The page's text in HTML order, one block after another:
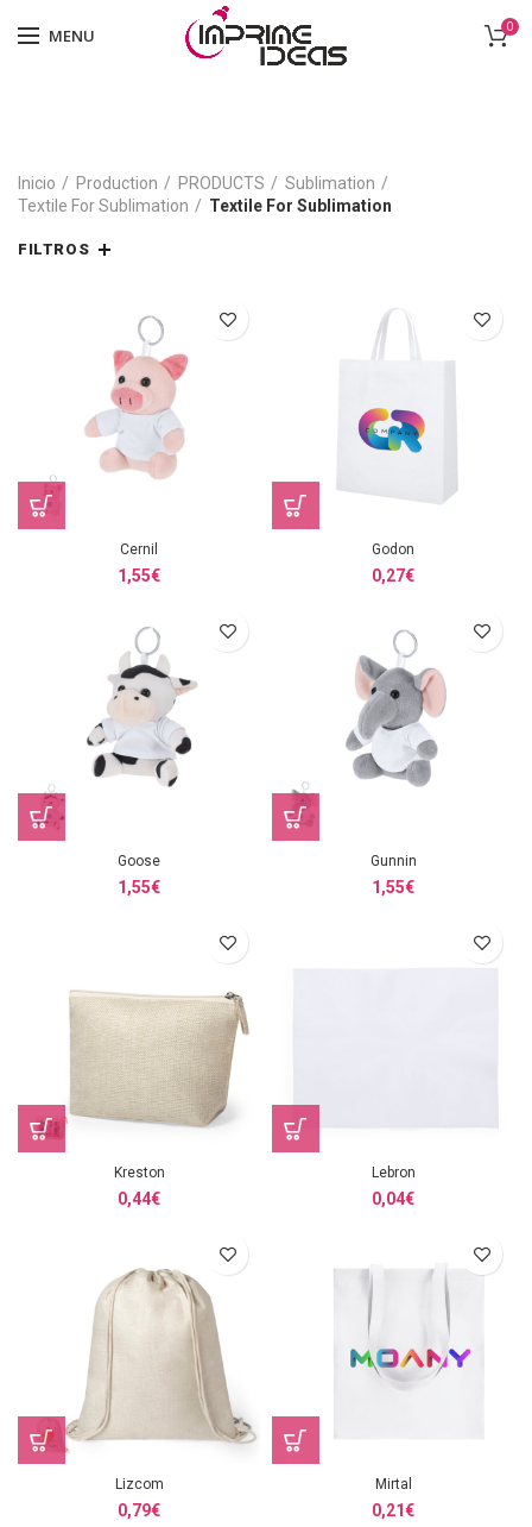
MENU 0
Inicio Production PRODUCTS
Sublimation
Textile For Sublimation
Textile For Sublimation
FILTROS
Cernil
1,55€
Godon
0,27€
Goose
1,55€
Gunnin
1,55€
Kreston
0,44€
Lebron
0,04€
Lizcom
0,79€
Mirtal
0,21€